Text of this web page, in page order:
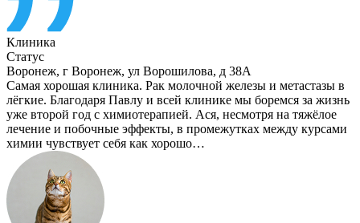
Клиника
Статус
Воронеж, г Воронеж, ул Ворошилова, д 38А
Самая хорошая клиника. Рак молочной железы и метастазы в
лёгкие. Благодаря Павлу и всей клинике мы боремся за жизнь
уже второй год с химиотерапией. Ася, несмотря на тяжёлое
лечение и побочные эффекты, в промежутках между курсами
химии чувствует себя как хорошо…